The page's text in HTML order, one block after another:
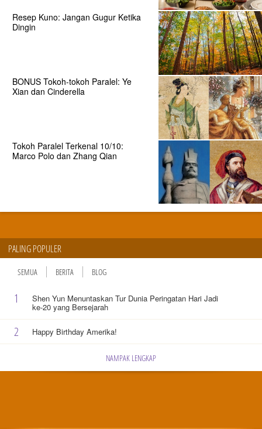
Resep Kuno: Jangan Gugur Ketika
Dingin
BONUS Tokoh-tokoh Paralel: Ye
Xian dan Cinderella
Tokoh Paralel Terkenal 10/10:
Marco Polo dan Zhang Qian
PALING POPULER
SEMUA BERITA BLOG
1 Shen Yun Menuntaskan Tur Dunia Peringatan Hari Jadi
ke-20 yang Bersejarah
2 Happy Birthday Amerika!
NAMPAK LENGKAP